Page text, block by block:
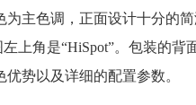
为主色调，正面设计十分的
上角是“HiSpot”。包装的
势以及详细的配置参数。